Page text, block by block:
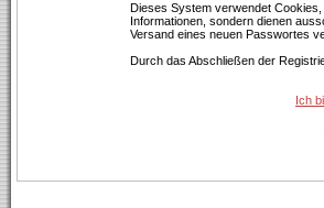
Dieses System verwendet
Informationen, sondern dienen
Versand eines neuen Passwortes
Durch das Abschließen der
Ich